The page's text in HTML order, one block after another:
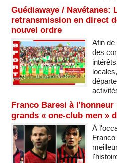
Guédiawaye / Navétanes:
retransmission en direct
nouvel ordre
Afin de
des
Franco Baresi à
grands « one-club men »
À